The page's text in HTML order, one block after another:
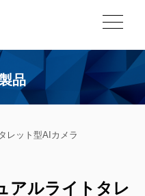
品
レット型AIカメラ
アルライトタレ